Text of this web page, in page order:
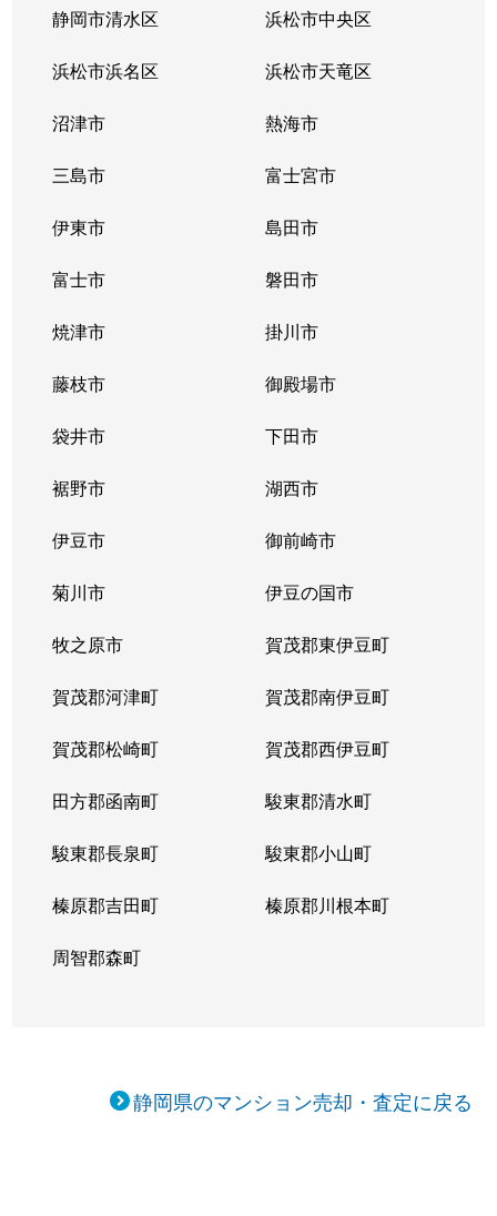
静岡市清水区 浜松市中央区
浜松市浜名区 浜松市天竜区
沼津市 熱海市
三島市 富士宮市
伊東市 島田市
富士市 磐田市
焼津市 掛川市
藤枝市 御殿場市
袋井市 下田市
裾野市 湖西市
伊豆市 御前崎市
菊川市 伊豆の国市
牧之原市 賀茂郡東伊豆町
賀茂郡河津町 賀茂郡南伊豆町
賀茂郡松崎町 賀茂郡西伊豆町
田方郡函南町 駿東郡清水町
駿東郡長泉町 駿東郡小山町
榛原郡吉田町 榛原郡川根本町
周智郡森町
静岡県のマンション売却・査定に戻る